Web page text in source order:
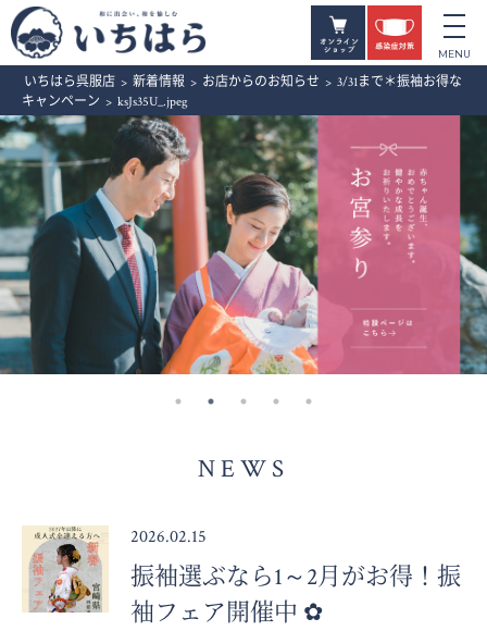
いちはら呉服店 > 新着情報 > お店からのお知らせ > 3/31まで＊振袖お得な
キャンペーン > ksJs35U_.jpeg
NEWS
2026.02.15
振袖選ぶなら1～2月がお得！振
袖フェア開催中 ✿